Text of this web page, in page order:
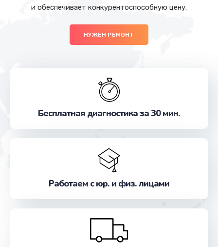
и обеспечивает конкурентоспособную цену.
НУЖЕН РЕМОНТ
Бесплатная диагностика за 30 мин.
Работаем с юр. и физ. лицами